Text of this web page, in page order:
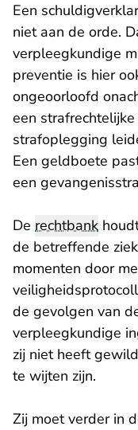
Een
niet aan de orde.
verpleegkundige
preventie is hier
ongeoorloofd
een
strafoplegging
Een geldboete
een
De rechtbank
de betreffende
momenten door
de gevolgen van
verpleegkundige
zij niet heeft
te wijten zijn.
Zij moet verder in